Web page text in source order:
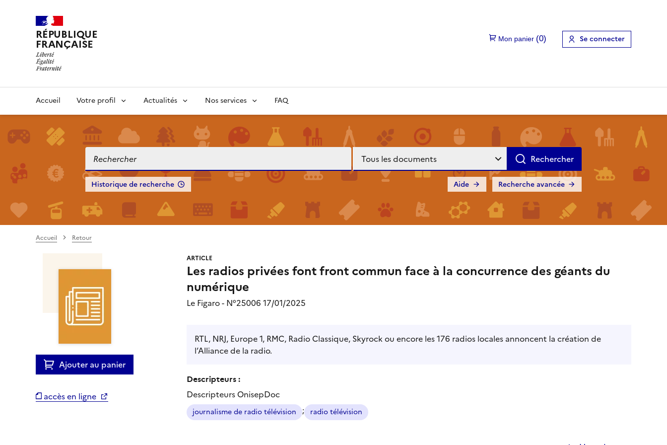
RÉPUBLIQUE
FRANÇAISE Se connecter
Accueil Votre profil Actualités Nos services FAQ
Historique de recherche Recherche avancée
Aide
Accueil Retour
Ajouter au panier
accès en ligne
ARTICLE
Les radios privées font front commun face à la concurrence des géants du
numérique
Le Figaro - N°25006 17/01/2025
RTL, NRJ, Europe 1, RMC, Radio Classique, Skyrock ou encore les 176 radios locales annoncent la création de
l’Alliance de la radio.
Descripteurs :
Descripteurs OnisepDoc
journalisme de radio télévision ; radio télévision